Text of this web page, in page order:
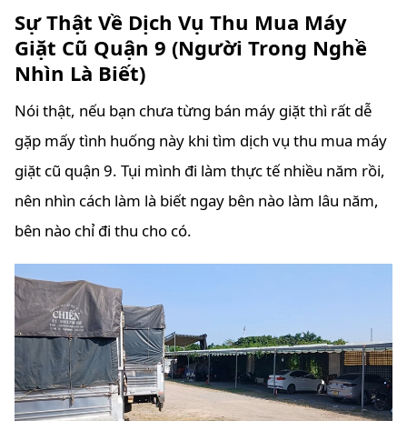
Sự Thật Về Dịch Vụ Thu Mua Máy
Giặt Cũ Quận 9 (Người Trong Nghề
Nhìn Là Biết)
Nói thật, nếu bạn chưa từng bán máy giặt thì rất dễ
gặp mấy tình huống này khi tìm dịch vụ thu mua máy
giặt cũ quận 9. Tụi mình đi làm thực tế nhiều năm rồi,
nên nhìn cách làm là biết ngay bên nào làm lâu năm,
bên nào chỉ đi thu cho có.